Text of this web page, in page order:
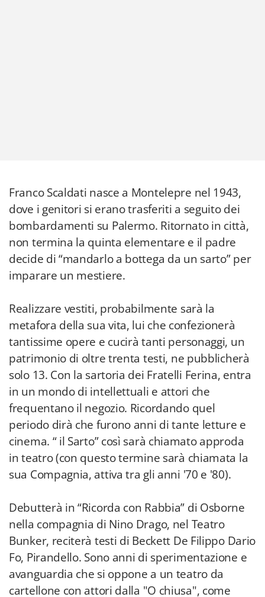
Franco Scaldati nasce a Montelepre nel 1943,
dove i genitori si erano trasferiti a seguito dei
bombardamenti su Palermo. Ritornato in città,
non termina la quinta elementare e il padre
decide di “mandarlo a bottega da un sarto” per
imparare un mestiere.
Realizzare vestiti, probabilmente sarà la
metafora della sua vita, lui che confezionerà
tantissime opere e cucirà tanti personaggi, un
patrimonio di oltre trenta testi, ne pubblicherà
solo 13. Con la sartoria dei Fratelli Ferina, entra
in un mondo di intellettuali e attori che
frequentano il negozio. Ricordando quel
periodo dirà che furono anni di tante letture e
cinema. “ il Sarto” così sarà chiamato approda
in teatro (con questo termine sarà chiamata la
sua Compagnia, attiva tra gli anni '70 e '80).
Debutterà in “Ricorda con Rabbia” di Osborne
nella compagnia di Nino Drago, nel Teatro
Bunker, reciterà testi di Beckett De Filippo Dario
Fo, Pirandello. Sono anni di sperimentazione e
avanguardia che si oppone a un teatro da
cartellone con attori dalla "O chiusa", come